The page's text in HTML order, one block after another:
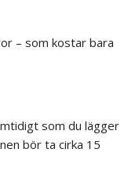
– som kostar bara
som du lägger
bör ta cirka 15